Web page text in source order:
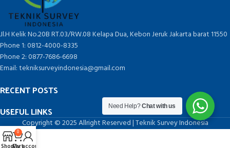
Jl.H Kelik No.20B RT.03/RW.08 Kelapa Dua, Kebon Jeruk Jakarta barat 11550
Phone 1: 0812-4000-8335
Phone 2: 0877-7686-6698
Email: tekniksurveyindonesia@gmail.com
RECENT POSTS
USEFUL LINKS
Copyright © 2025 Allright Reserved | Teknik Survey Indonesia
Need Help?Chat with us
0